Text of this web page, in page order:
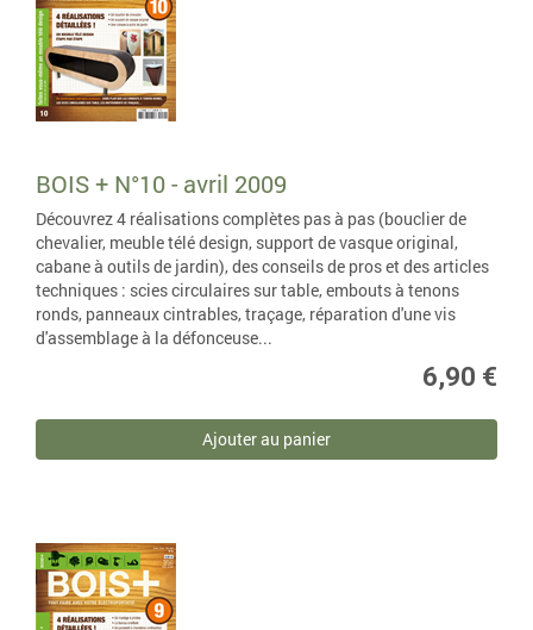
BOIS + N°10 - avril 2009
Découvrez 4 réalisations complètes pas à pas (bouclier de
chevalier, meuble télé design, support de vasque original,
cabane à outils de jardin), des conseils de pros et des articles
techniques : scies circulaires sur table, embouts à tenons
ronds, panneaux cintrables, traçage, réparation d'une vis
d'assemblage à la défonceuse...
6,90 €
Ajouter au panier